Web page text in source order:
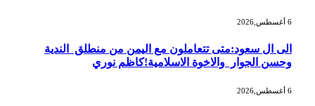
الى ال سعود:متى تتعاملون مع اليمن من منطلق الندية
وحسن الجوار والاخوة الاسلامية!كاظم نوري